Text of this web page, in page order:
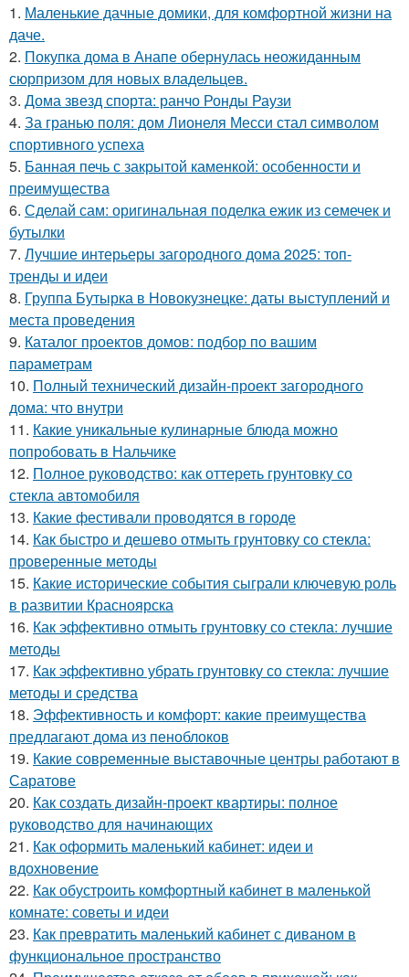
1. Маленькие дачные домики, для комфортной жизни на
даче.
2. Покупка дома в Анапе обернулась неожиданным
сюрпризом для новых владельцев.
3. Дома звезд спорта: ранчо Ронды Раузи
4. За гранью поля: дом Лионеля Месси стал символом
спортивного успеха
5. Банная печь с закрытой каменкой: особенности и
преимущества
6. Сделай сам: оригинальная поделка ежик из семечек и
бутылки
7. Лучшие интерьеры загородного дома 2025: топ-
тренды и идеи
8. Группа Бутырка в Новокузнецке: даты выступлений и
места проведения
9. Каталог проектов домов: подбор по вашим
параметрам
10. Полный технический дизайн-проект загородного
дома: что внутри
11. Какие уникальные кулинарные блюда можно
попробовать в Нальчике
12. Полное руководство: как оттереть грунтовку со
стекла автомобиля
13. Какие фестивали проводятся в городе
14. Как быстро и дешево отмыть грунтовку со стекла:
проверенные методы
15. Какие исторические события сыграли ключевую роль
в развитии Красноярска
16. Как эффективно отмыть грунтовку со стекла: лучшие
методы
17. Как эффективно убрать грунтовку со стекла: лучшие
методы и средства
18. Эффективность и комфорт: какие преимущества
предлагают дома из пеноблоков
19. Какие современные выставочные центры работают в
Саратове
20. Как создать дизайн-проект квартиры: полное
руководство для начинающих
21. Как оформить маленький кабинет: идеи и
вдохновение
22. Как обустроить комфортный кабинет в маленькой
комнате: советы и идеи
23. Как превратить маленький кабинет с диваном в
функциональное пространство